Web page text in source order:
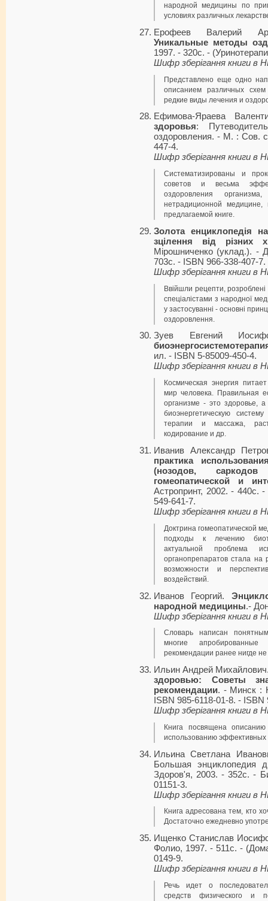
народной медицины по
условиях различных
Ерофеев Валерий
Уникальные методы
1997. - 320с. -
Шифр зберігання книги в
Представлено еще одно
описанием различных
редкие виды лечения и
Ефимова-Яраева
здоровья:
оздоровления. - М. : Сов.
447-4.
Шифр зберігання книги в
Систематизированы и
советов и весьма
оздоровления
нетрадиционной
предлагаемой книге.
Золота енциклопедія
зцілення від різних
Мірошниченко (уклад.).
703с. - ISBN 966-338-407-7.
Шифр зберігання книги в
Ввійшли рецепти,
спеціалістами з народної
у застосуванні - основні
оздоровлення.
Зуев Евгений
ил. - ISBN 5-85009-450-4.
Шифр зберігання книги в
Космическая энергия
мир человека. Правильная
организме - это здоровье,
биоэнергетическую
терапии и массажа,
кодирование и др.
Иванив Александр
практика
(нозодов,
гомеопатической и
Астропринт, 2002. - 440с.
549-641-7.
Шифр зберігання книги в
Доктрина гомеопатической
подходы к лечению
актуальной проблема
органопрепаратов стала
возможности и
воздействий.
Иванов Георгий.
народной медицины.-
Шифр зберігання книги в
Словарь написан
многие
рекомендации ранее нигде не
Ильин Андрей
здоровью: Советы
рекомендации. - Минск :
ISBN 985-6118-01-8. - ISBN
Шифр зберігання книги в
Книга посвящена
использованию эффективных
Ильина Светлана
Большая энциклопедия
Здоров'я, 2003. - 352с. -
01151-3.
Шифр зберігання книги в
Книга адресована тем, кто
Достаточно ежедневно
Ищенко Станислав
Фолио, 1997. - 511с. -
0149-9.
Шифр зберігання книги в
Речь идет о
средств физического и